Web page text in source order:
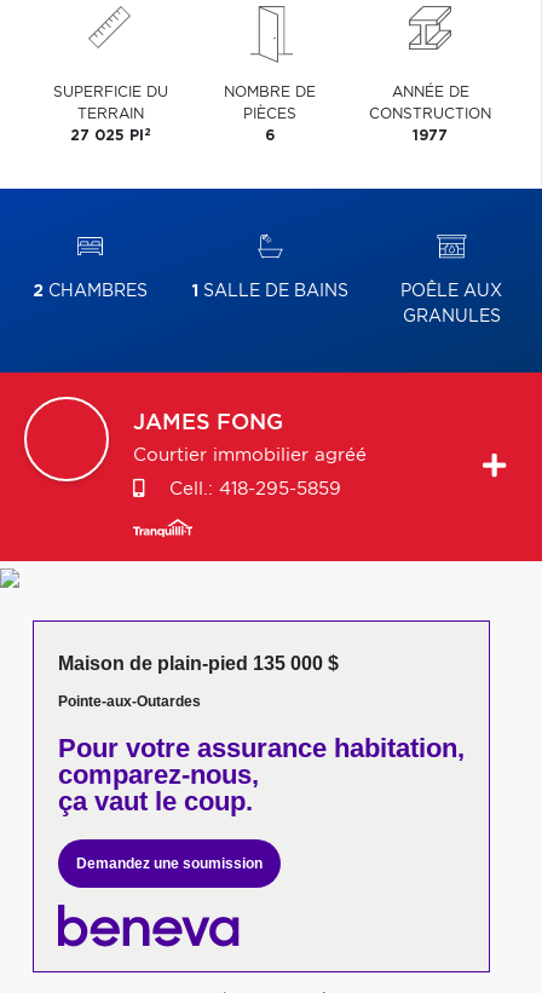
SUPERFICIE DU
TERRAIN
27 025 PI 2
NOMBRE DE
PIÈCES
6
ANNÉE DE
CONSTRUCTION
1977
2 CHAMBRES 1 SALLE DE BAINS
POÊLE AUX
GRANULES
JAMES FONG
Courtier immobilier agréé
Cell.: 418-295-5859
Maison de plain-pied 135 000 $
Pointe-aux-Outardes
Pour votreassurance habitation,
comparez-nous,
ça vaut le coup.
Demandez une soumission